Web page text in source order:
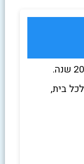
בית,